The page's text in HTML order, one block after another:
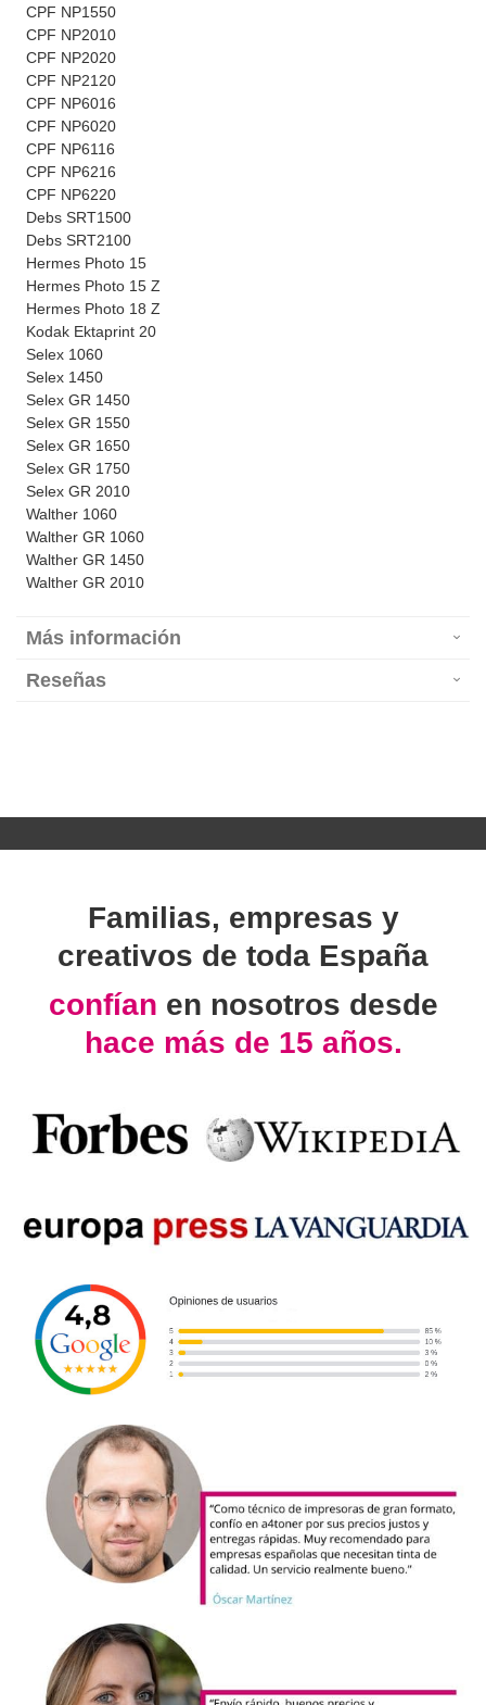
CPF NP1550
CPF NP2010
CPF NP2020
CPF NP2120
CPF NP6016
CPF NP6020
CPF NP6116
CPF NP6216
CPF NP6220
Debs SRT1500
Debs SRT2100
Hermes Photo 15
Hermes Photo 15 Z
Hermes Photo 18 Z
Kodak Ektaprint 20
Selex 1060
Selex 1450
Selex GR 1450
Selex GR 1550
Selex GR 1650
Selex GR 1750
Selex GR 2010
Walther 1060
Walther GR 1060
Walther GR 1450
Walther GR 2010
Más información
Reseñas
Familias, empresas y
creativos de toda España
confían en nosotros desde
hace más de 15 años.